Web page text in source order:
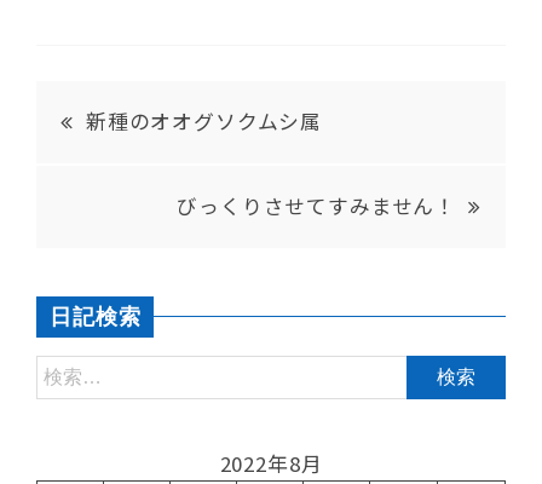
新種のオオグソクムシ属
びっくりさせてすみません！
日記検索
2022年8月